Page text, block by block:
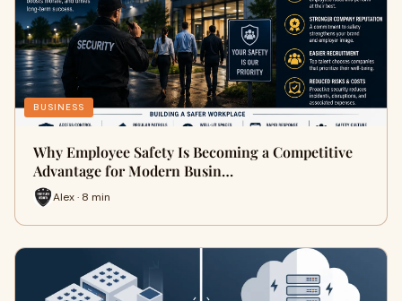
BUSINESS
Why Employee Safety Is Becoming a Competitive
Advantage for Modern Busin…
Alex · 8 min